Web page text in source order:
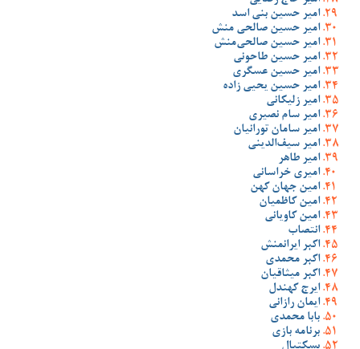
امیر حسین بنی اسد
امیر حسین صالحی منش
امیر حسین صالحی‌منش
امیر حسین طاحونی
امیر حسین عسگری
امیر حسین یحیی زاده
امیر زلیکانی
امیر سام نصیری
امیر سامان تورانیان
امیر سیف‌الدینی
امیر طاهر
امیری خراسانی
امین جهان کهن
امین کاظمیان
امین کاویانی
انتصاب
اکبر ایرانمنش
اکبر محمدی
اکبر میثاقیان
ایرج کهندل
ایمان رازانی
بابا محمدی
برنامه بازی